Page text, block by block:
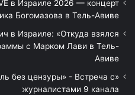
в Израиле 2026 — концерт
Богомазова в Тель-Авиве
в Израиле: «Откуда взялся
с Марком Лави в Тель-
Авиве
без цензуры» - Встреча с
журналистами 9 канала